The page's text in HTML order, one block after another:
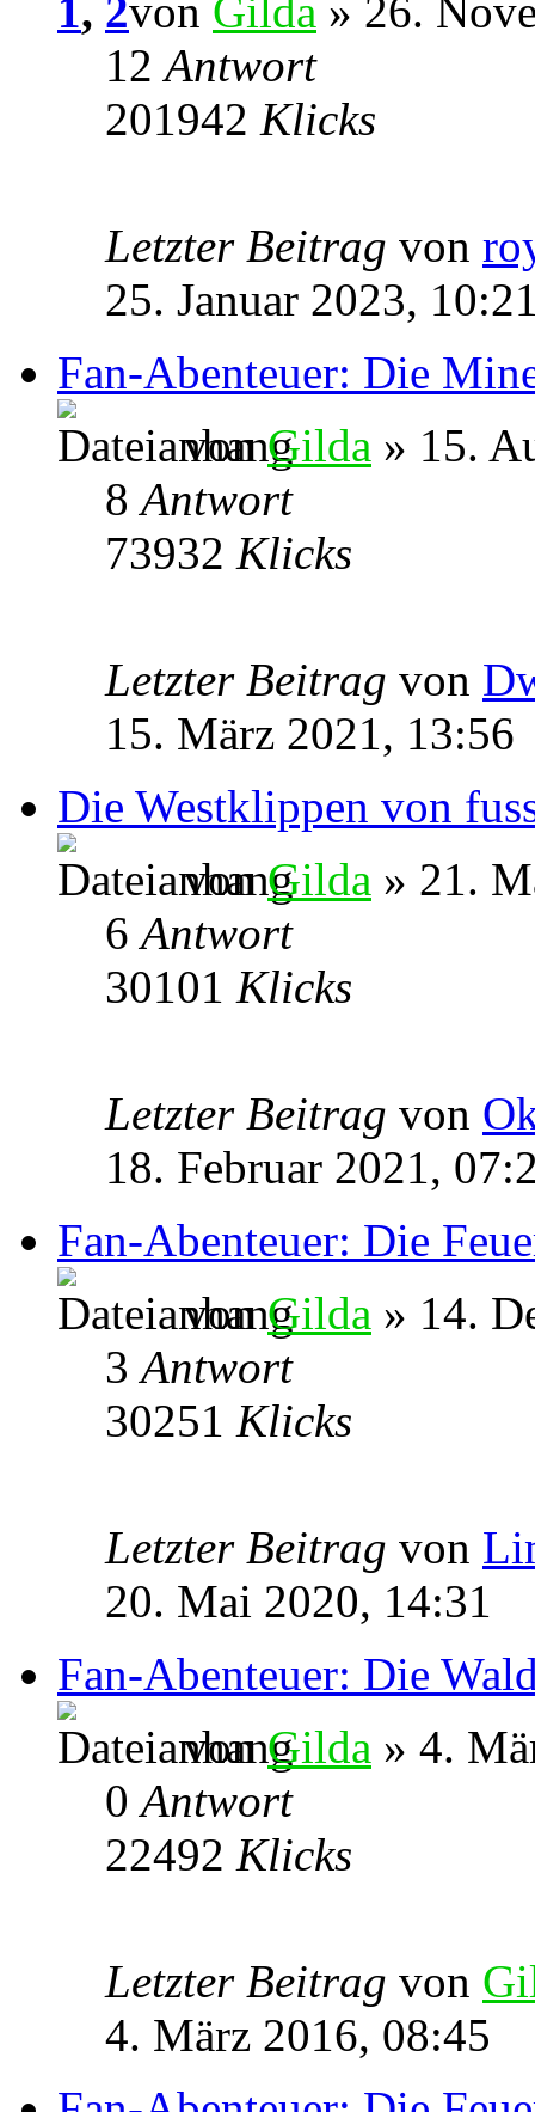
1, 2von Gilda » 26.
12Antwort
201942 Klicks
Letzter Beitrag von
25. Januar 2023,
Fan-Abenteuer: Die
vonGilda » 15.
8Antwort
73932 Klicks
Letzter Beitrag von
15. März 2021, 13:56
Die Westklippen von
vonGilda » 21.
6Antwort
30101 Klicks
Letzter Beitrag von
18. Februar 2021,
Fan-Abenteuer: Die
vonGilda » 14.
3Antwort
30251 Klicks
Letzter Beitrag von
20. Mai 2020, 14:31
Fan-Abenteuer: Die
vonGilda » 4.
0Antwort
22492 Klicks
Letzter Beitrag von
4. März 2016, 08:45